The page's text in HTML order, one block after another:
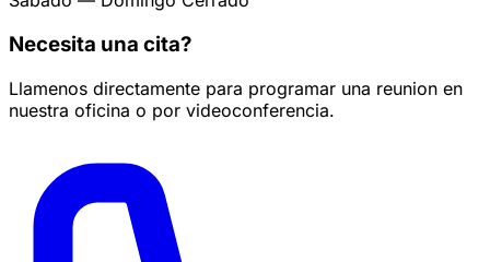
Necesita una cita?
Llamenos directamente para programar una reunion en
nuestra oficina o por videoconferencia.